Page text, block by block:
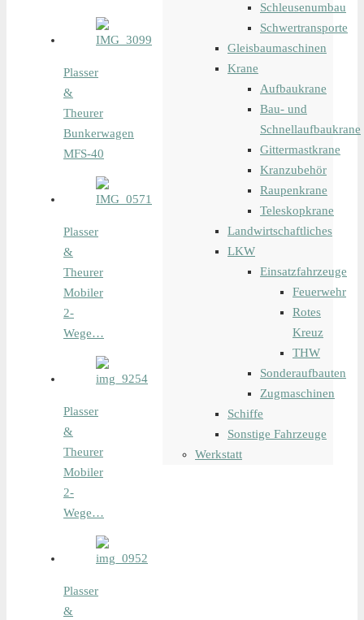
Plasser
&
Theurer
Bunkerwagen
MFS-40
Plasser
&
Theurer
Mobiler
2-
Wege…
Plasser
&
Theurer
Mobiler
2-
Wege…
Plasser
&
Schleusenumbau
Schwertransporte
Gleisbaumaschinen
Krane
Aufbaukrane
Bau- und
Schnellaufbaukrane
Gittermastkrane
Kranzubehör
Raupenkrane
Teleskopkrane
Landwirtschaftliches
LKW
Einsatzfahrzeuge
Feuerwehr
Rotes
Kreuz
THW
Sonderaufbauten
Zugmaschinen
Schiffe
Sonstige Fahrzeuge
Werkstatt